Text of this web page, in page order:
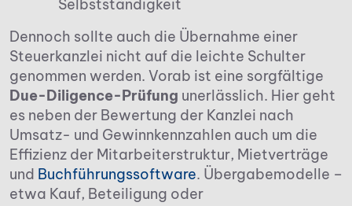
Selbstständigkeit
Dennoch sollte auch die Übernahme einer
Steuerkanzlei nicht auf die leichte Schulter
genommen werden. Vorab ist eine sorgfältige
Due-Diligence-Prüfung unerlässlich. Hier geht
es neben der Bewertung der Kanzlei nach
Umsatz- und Gewinnkennzahlen auch um die
Effizienz der Mitarbeiterstruktur, Mietverträge
und Buchführungssoftware. Übergabemodelle –
etwa Kauf, Beteiligung oder